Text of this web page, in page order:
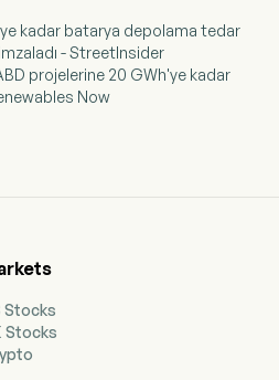
kadar batarya depolama tedar
- StreetInsider
projelerine 20 GWh'ye kadar
Now
Stocks
Stocks